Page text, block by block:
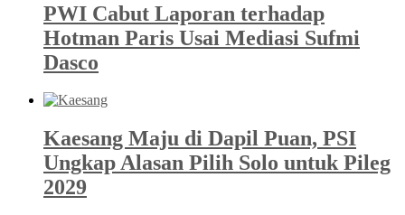
PWI Cabut Laporan terhadap
Hotman Paris Usai Mediasi Sufmi
Dasco
Kaesang Maju di Dapil Puan, PSI
Ungkap Alasan Pilih Solo untuk Pileg
2029